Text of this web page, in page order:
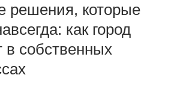
решения, которые
как город
в собственных